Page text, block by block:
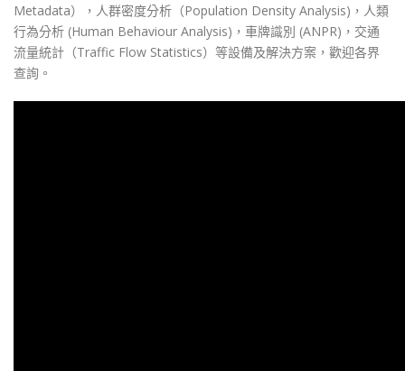
Metadata），人群密度分析（Population Density Analysis)，人類
行為分析 (Human Behaviour Analysis)，車牌識別 (ANPR)，交通
流量統計（Traffic Flow Statistics）等設備及解決方案，歡迎各界
查詢。